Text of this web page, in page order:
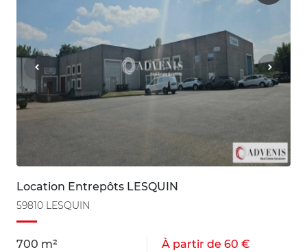
Location Entrepôts LESQUIN
59810 LESQUIN
700 m² À partir de 60 €